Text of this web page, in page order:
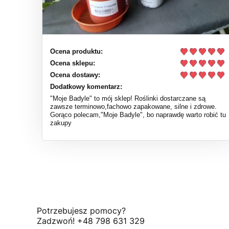
Ocena produktu:
Ocena sklepu:
Ocena dostawy:
Dodatkowy komentarz:
"Moje Badyle" to mój sklep! Roślinki dostarczane są
zawsze terminowo,fachowo zapakowane, silne i zdrowe.
Gorąco polecam,"Moje Badyle", bo naprawdę warto robić tu
zakupy
Potrzebujesz pomocy?
Zadzwoń! +48 798 631 329